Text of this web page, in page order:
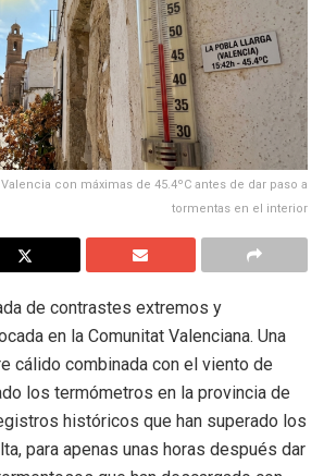
con máximas de 45.4ºC antes de dar paso a
tormentas en el interior
de contrastes extremos y
en la Comunitat Valenciana. Una
cálido combinada con el viento de
los termómetros en la provincia de
históricos que han superado los
para apenas unas horas después dar